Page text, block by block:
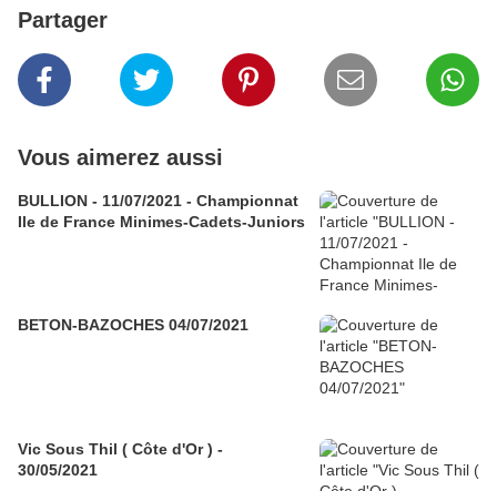
Partager
Vous aimerez aussi
BULLION - 11/07/2021 - Championnat
Ile de France Minimes-Cadets-Juniors
BETON-BAZOCHES 04/07/2021
Vic Sous Thil ( Côte d'Or ) -
30/05/2021